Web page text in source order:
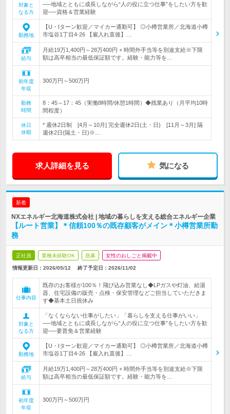
対象と
なる方
──地域とともに成長しながら“人の役に立つ仕事”をしたい方を歓
迎──資格＆営業経験
勤務地
【U・Iターン歓迎／マイカー通勤可】 ◎小樽営業所／北海道小樽
市塩谷1丁目4-26 【雇入れ直後】…
給与
月給19万1,400円～28万400円 + 時間外手当等を別途支給※下限
額は高卒相当の最低保証額です。経験・能力等を…
初年度
年収
300万円～500万円
勤務
時間
8：45～17：45（実働8時間/休憩1時間）◆残業あり（月平均10時
間程度）
休日
休暇
* 週休2日制 [4月～10月] 完全週休2日(土・日) [11月～3月] 隔
週休2日(隔土・日)※…
求人詳細を見る 気になる
新着
NXエネルギー北海道株式会社 | 地域の暮らしを支える総合エネルギー企業
【ルート営業】＊信頼100％の既存顧客がメイン＊小樽営業所勤
務
正社員 業種未経験OK 急募 女性のおしごと掲載中
情報更新日：2026/05/12 終了予定日： 2026/11/02
仕事内容
既存のお客様が100％！飛び込み営業なし◆LPガスや灯油、給湯
器、住宅設備の販売・点検・保安管理などご担当していただきま
す◆基本土日祝休み
対象と
なる方
「なくならない仕事がしたい」「暮らしを支える仕事がいい」
──地域とともに成長しながら“人の役に立つ仕事”をしたい方を歓
迎──要普免＆営業経験
勤務地
【U・Iターン歓迎／マイカー通勤可】 ◎小樽営業所／北海道小樽
市塩谷1丁目4-26 【雇入れ直後】…
給与
月給19万1,400円～28万400円 + 時間外手当等を別途支給※下限
額は高卒相当の最低保証額です。経験・能力等を…
初年度
年収
300万円～500万円